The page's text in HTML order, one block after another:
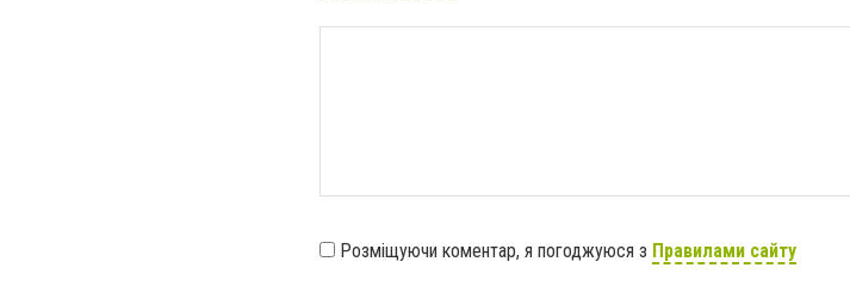
Розміщуючи коментар, я погоджуюся з Правилами сайту